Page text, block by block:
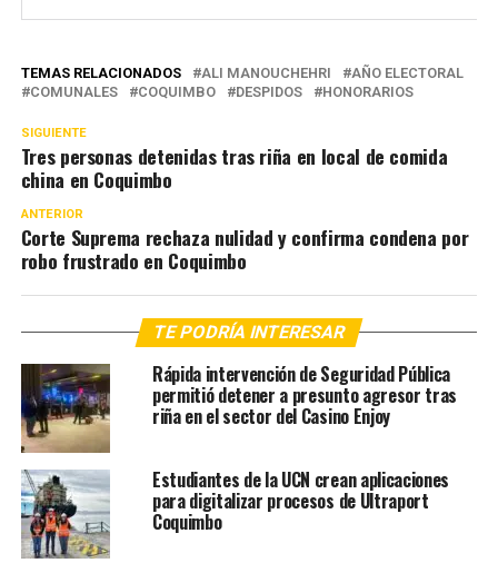
TEMAS RELACIONADOS ALI MANOUCHEHRI
AÑO ELECTORAL
COMUNALES
COQUIMBO DESPIDOS HONORARIOS
SIGUIENTE
Tres personas detenidas tras riña en local de comida
china en Coquimbo
ANTERIOR
Corte Suprema rechaza nulidad y confirma condena por
robo frustrado en Coquimbo
TE PODRÍA INTERESAR
Rápida intervención de Seguridad Pública
permitió detener a presunto agresor tras
riña en el sector del Casino Enjoy
Estudiantes de la UCN crean aplicaciones
para digitalizar procesos de Ultraport
Coquimbo